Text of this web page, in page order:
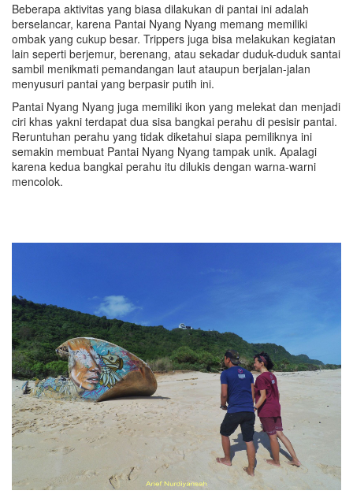
Beberapa aktivitas yang biasa dilakukan di pantai ini adalah
berselancar, karena Pantai Nyang Nyang memang memiliki
ombak yang cukup besar. Trippers juga bisa melakukan kegiatan
lain seperti berjemur, berenang, atau sekadar duduk-duduk santai
sambil menikmati pemandangan laut ataupun berjalan-jalan
menyusuri pantai yang berpasir putih ini.
Pantai Nyang Nyang juga memiliki ikon yang melekat dan menjadi
ciri khas yakni terdapat dua sisa bangkai perahu di pesisir pantai.
Reruntuhan perahu yang tidak diketahui siapa pemiliknya ini
semakin membuat Pantai Nyang Nyang tampak unik. Apalagi
karena kedua bangkai perahu itu dilukis dengan warna-warni
mencolok.